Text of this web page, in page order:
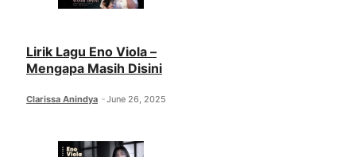
Lirik Lagu Eno Viola –
Mengapa Masih Disini
Clarissa Anindya June 26, 2025